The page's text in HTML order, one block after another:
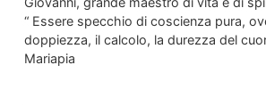
“ Essere specchio di coscienza pura,
doppiezza, il calcolo, la durezza del
Mariapia